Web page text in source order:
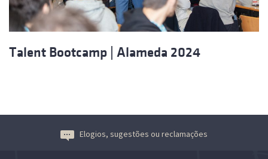
Talent Bootcamp | Alameda 2024
Elogios, sugestões ou reclamações